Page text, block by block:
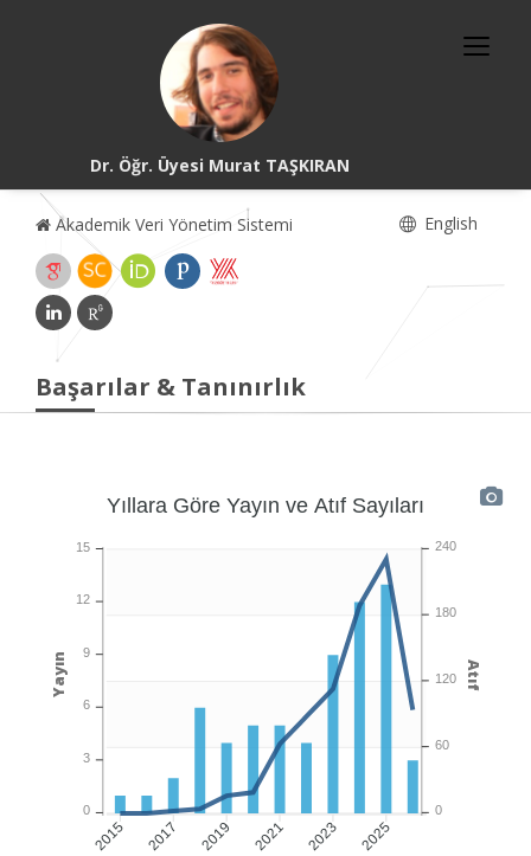
Dr. Öğr. Üyesi Murat TAŞKIRAN
Akademik Veri Yönetim Sistemi English
Başarılar & Tanınırlık
2015 2017 2019 2021 2023 2025
Yıllara Göre Yayın ve Atıf Sayıları
240
180
120
60
0
Atıf
15
12
9
6
3
0
Yayın